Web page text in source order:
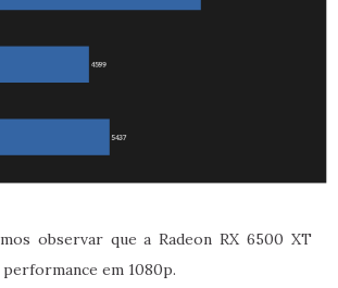
observar que a Radeon RX 6500 XT
em 1080p.